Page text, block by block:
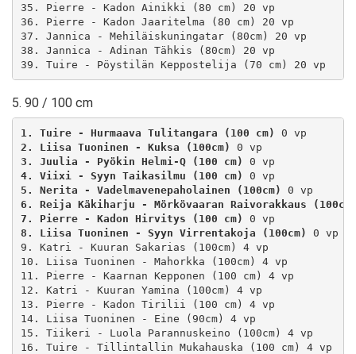
35. Pierre - Kadon Ainikki (80 cm) 20 vp
36. Pierre - Kadon Jaaritelma (80 cm) 20 vp
37. Jannica - Mehiläiskuningatar (80cm) 20 vp
38. Jannica - Adinan Tähkis (80cm) 20 vp
5. 90 / 100 cm
1. Tuire - Hurmaava Tulitangara (100 cm)
2. Liisa Tuoninen - Kuksa (100cm)
3. Juulia - Pyökin Helmi-Q (100 cm)
4. Viixi - Syyn Taikasilmu (100 cm)
5. Nerita - Vadelmavenepaholainen (100cm)
6. Reija Käkiharju - Mörkövaaran Raivorakkaus
7. Pierre - Kadon Hirvitys (100 cm)
8. Liisa Tuoninen - Syyn Virrentakoja (100cm) 0 vp
9. Katri - Kuuran Sakarias (100cm) 4 vp
10. Liisa Tuoninen - Mahorkka (100cm) 4 vp
11. Pierre - Kaarnan Kepponen (100 cm) 4 vp
12. Katri - Kuuran Yamina (100cm) 4 vp
13. Pierre - Kadon Tirilii (100 cm) 4 vp
14. Liisa Tuoninen - Eine (90cm) 4 vp
15. Tiikeri - Luola Parannuskeino (100cm) 4 vp
16. Tuire - Tillintallin Mukahauska (100 cm) 4 vp